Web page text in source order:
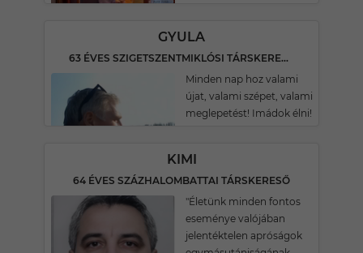
GYULA
63 ÉVES SZIGETSZENTMIKLÓSI TÁRSKERESŐ
Minden nap hoz valami
újat, valami szépet, valami
meglepetést! Imádok élni!
KIMI
64 ÉVES SZÁZHALOMBATTAI TÁRSKERESŐ
"Életünk minden fontos
eseménye valójában
jelentéktelen apróságok